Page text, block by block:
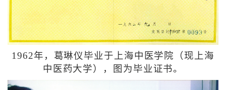
1962年，葛琳仪毕业于上海中医学院（现上海
中医药大学），图为毕业证书。